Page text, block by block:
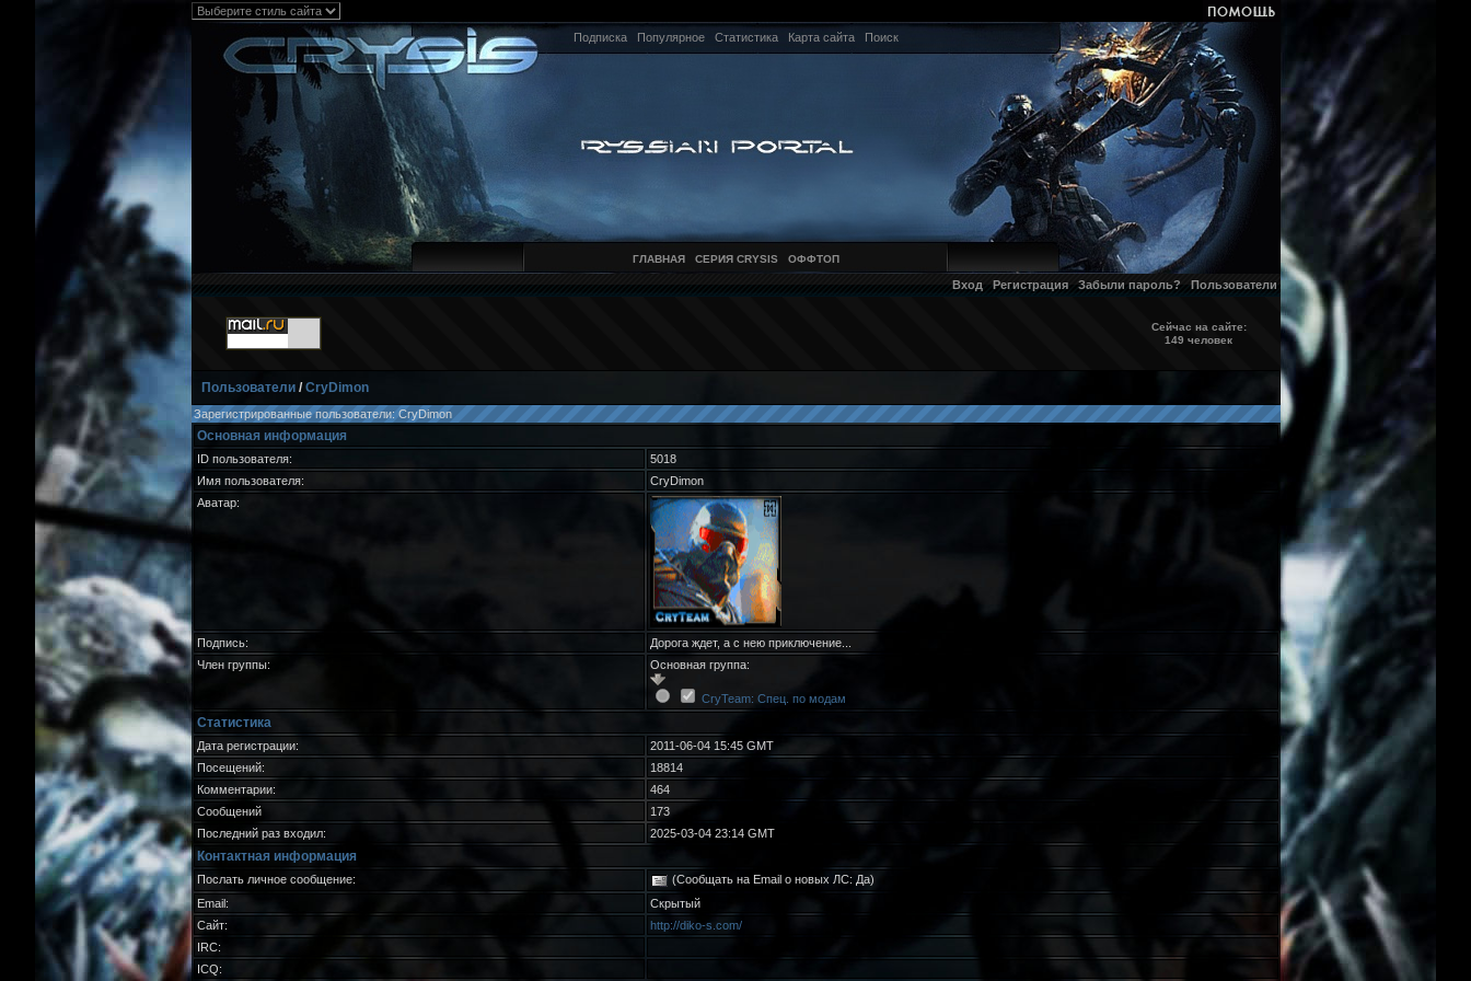
Подписка Популярное Статистика Карта сайта Поиск
ГЛАВНАЯ СЕРИЯ CRYSIS ОФФТОП
Вход Регистрация Забыли пароль? Пользователи
Сейчас на сайте:
149 человек
Пользователи/CryDimon
Зарегистрированные пользователи: CryDimon
Основная информация
ID пользователя:
5018
Имя пользователя:
CryDimon
Аватар:
Подпись:
Дорога ждет, а с нею приключение...
Член группы:
Основная группа:
CryTeam: Спец. по модам
Статистика
Дата регистрации:
2011-06-04 15:45 GMT
Посещений:
18814
Комментарии:
464
Сообщений
173
Последний раз входил:
2025-03-04 23:14 GMT
Контактная информация
Послать личное сообщение:
(Сообщать на Email о новых ЛС: Да)
Email:
Скрытый
Сайт:
http://diko-s.com/
IRC:
ICQ: